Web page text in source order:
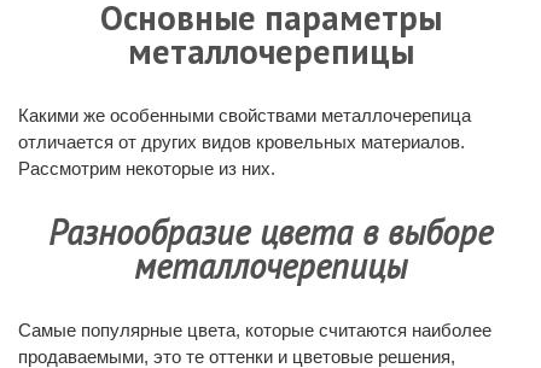
Основные параметры
металлочерепицы
Какими же особенными свойствами металлочерепица
отличается от других видов кровельных материалов.
Рассмотрим некоторые из них.
Разнообразие цвета в выборе
металлочерепицы
Самые популярные цвета, которые считаются наиболее
продаваемыми, это те оттенки и цветовые решения,